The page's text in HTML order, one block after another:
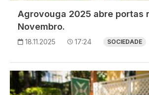
Agrovouga 2025 abre portas
Novembro.
18.11.2025 17:24 SOCIEDADE
Imagem